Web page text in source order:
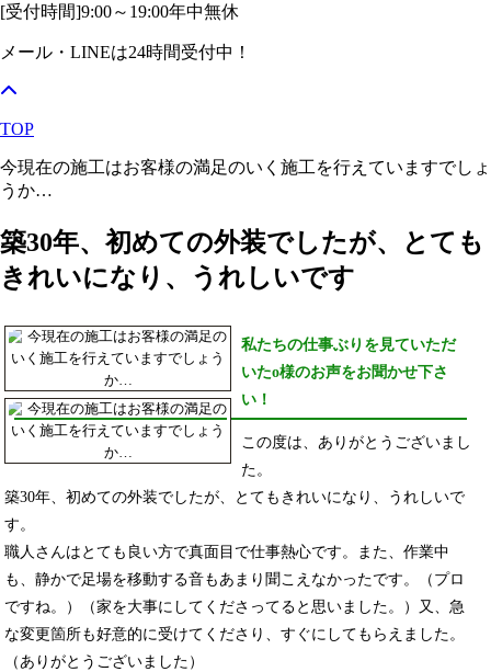
[受付時間]9:00～19:00年中無休
メール・LINEは24時間受付中！
TOP
今現在の施工はお客様の満足のいく施工を行えていますでしょ
うか…
築30年、初めての外装でしたが、とても
きれいになり、うれしいです
私たちの仕事ぶりを見ていただ
いたo様のお声をお聞かせ下さ
い！
この度は、ありがとうございまし
た。
築30年、初めての外装でしたが、とてもきれいになり、うれしいで
す。
職人さんはとても良い方で真面目で仕事熱心です。また、作業中
も、静かで足場を移動する音もあまり聞こえなかったです。（プロ
ですね。）（家を大事にしてくださってると思いました。）又、急
な変更箇所も好意的に受けてくださり、すぐにしてもらえました。
（ありがとうございました）